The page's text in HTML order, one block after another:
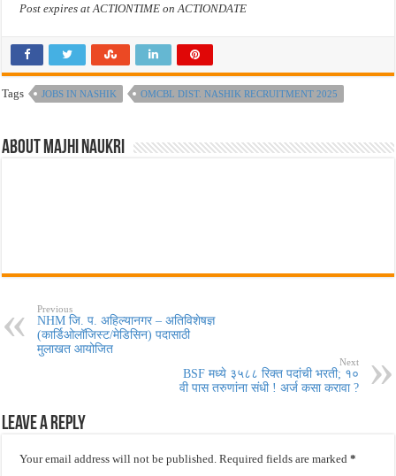
Post expires at ACTIONTIME on ACTIONDATE
Tags JOBS IN NASHIK OMCBL DIST. NASHIK RECRUITMENT 2025
About Majhi Naukri
Previous
NHM जि. प. अहिल्यानगर – अतिविशेषज्ञ
(कार्डिओलॉजिस्ट/मेडिसिन) पदासाठी
मुलाखत आयोजित
Next
BSF मध्ये ३५८८ रिक्त पदांची भरती; १०
वी पास तरुणांना संधी ! अर्ज कसा करावा ?
Leave a Reply
Your email address will not be published. Required fields are marked*